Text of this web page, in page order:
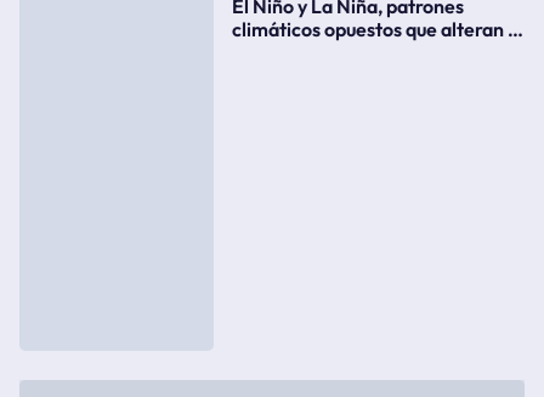
El Niño y La Niña, patrones
climáticos opuestos que alteran la